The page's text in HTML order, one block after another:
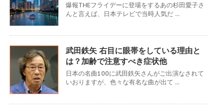
爆報THEフライデーに登場をするあの杉田愛子さ
んと言えば、日本テレビで当時人気だ ...
武田鉄矢 右目に眼帯をしている理由と
は？加齢で注意すべき症状他
日本の名曲100に武田鉄矢さんがご出演なされて
いおりますが、色々な有名な曲が出て ...